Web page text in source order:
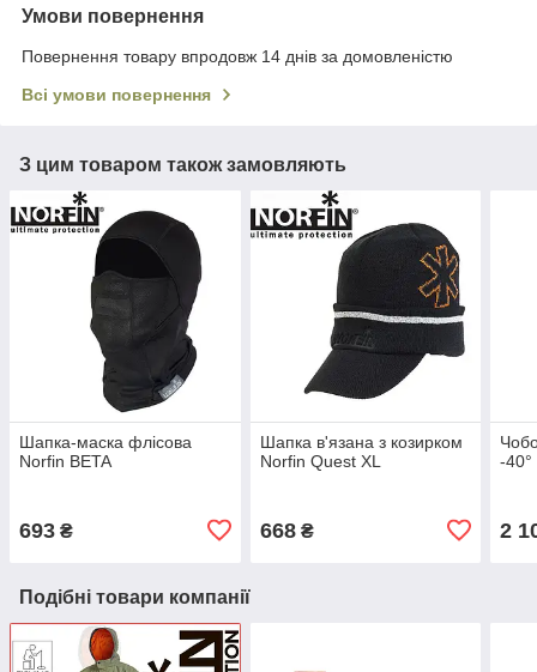
Умови повернення
Повернення товару впродовж 14 днів за домовленістю
Всі умови повернення
З цим товаром також замовляють
Шапка-маска флісова
Norfin BETA
693 ₴
Шапка в'язана з козирком
Norfin Quest XL
668₴
-40°
2
Подібні товари компанії